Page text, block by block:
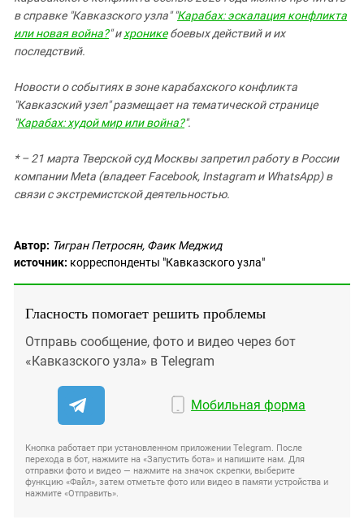
в справке "Кавказского узла" "Карабах: эскалация конфликта
или новая война?" ихроникебоевых действий и их
последствий.
Новости о событиях в зоне карабахского конфликта
"Кавказский узел" размещает на тематической странице
"Карабах: худой мир или война?".
* – 21 марта Тверской суд Москвы запретил работу в России
компании Meta (владеет Facebook, Instagram и WhatsApp) в
связи с экстремистской деятельностью.
Автор: Тигран Петросян, Фаик Меджид
источник: корреспонденты "Кавказского узла"
Гласность помогает решить проблемы
Отправь сообщение, фото и видео через бот
«Кавказского узла» в Telegram
Мобильная форма
Кнопка работает при установленном приложении Telegram. После
перехода в бот, нажмите на «Запустить бота» и напишите нам. Для
отправки фото и видео — нажмите на значок скрепки, выберите
функцию «Файл», затем отметьте фото или видео в памяти устройства и
нажмите «Отправить».